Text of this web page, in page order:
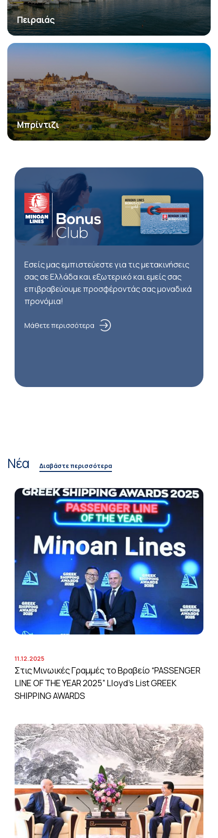
Πειραιάς
Μπρίντιζι
Εσείς μας εμπιστεύεστε για τις μετακινήσεις
σας σε Ελλάδα και εξωτερικό και εμείς σας
επιβραβεύουμε προσφέροντάς σας μοναδικά
προνόμια!
Μάθετε περισσότερα
Νέα Διαβάστε περισσότερα
11.12.2025
Στις Μινωικές Γραμμές το Βραβείο “PASSENGER
LINE OF THE YEAR 2025” Lloyd’s List GREEK
SHIPPING AWARDS